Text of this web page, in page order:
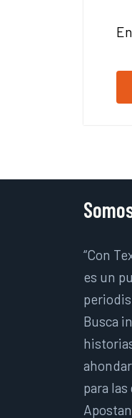
“Con
es un
Busca
para